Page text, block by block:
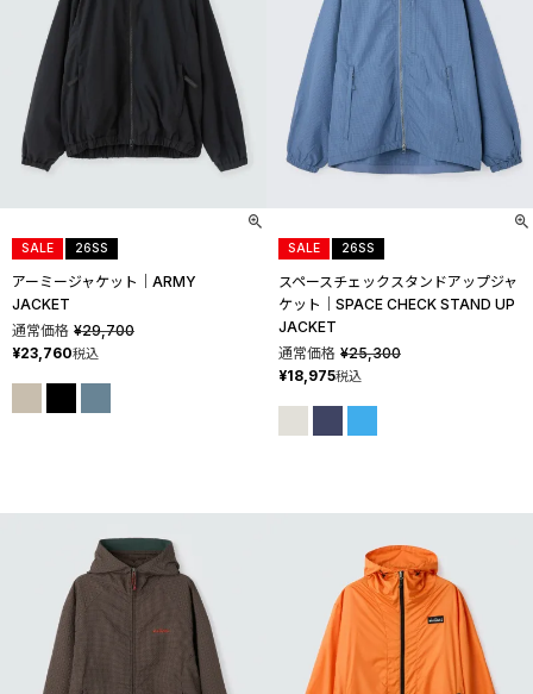
アーミージャケット│ARMY
JACKET
SALE 26SS
通常価格 ¥29,700
¥23,760税込
スペースチェックスタンドアップジャ
ケット│SPACE CHECK STAND UP
JACKET
SALE 26SS
通常価格 ¥25,300
¥18,975税込